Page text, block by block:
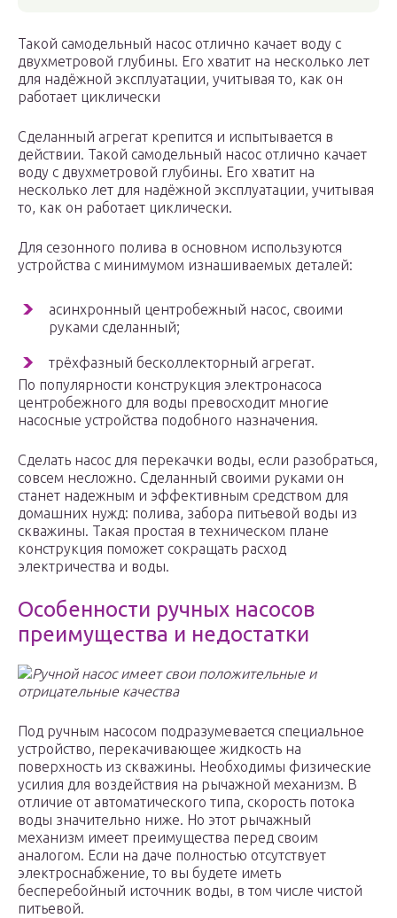
Такой самодельный насос отлично качает воду с
двухметровой глубины. Его хватит на несколько лет
для надёжной эксплуатации, учитывая то, как он
работает циклически
Сделанный агрегат крепится и испытывается в
действии. Такой самодельный насос отлично качает
воду с двухметровой глубины. Его хватит на
несколько лет для надёжной эксплуатации, учитывая
то, как он работает циклически.
Для сезонного полива в основном используются
устройства с минимумом изнашиваемых деталей:
асинхронный центробежный насос, своими
руками сделанный;
трёхфазный бесколлекторный агрегат.
По популярности конструкция электронасоса
центробежного для воды превосходит многие
насосные устройства подобного назначения.
Сделать насос для перекачки воды, если разобраться,
совсем несложно. Сделанный своими руками он
станет надежным и эффективным средством для
домашних нужд: полива, забора питьевой воды из
скважины. Такая простая в техническом плане
конструкция поможет сокращать расход
электричества и воды.
Особенности ручных насосов
преимущества и недостатки
Ручной насос имеет свои положительные и
отрицательные качества
Под ручным насосом подразумевается специальное
устройство, перекачивающее жидкость на
поверхность из скважины. Необходимы физические
усилия для воздействия на рычажной механизм. В
отличие от автоматического типа, скорость потока
воды значительно ниже. Но этот рычажный
механизм имеет преимущества перед своим
аналогом. Если на даче полностью отсутствует
электроснабжение, то вы будете иметь
бесперебойный источник воды, в том числе чистой
питьевой.